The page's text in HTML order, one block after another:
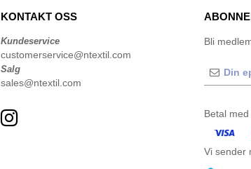
KONTAKT OSS
Kundeservice
customerservice@ntextil.com
Salg
sales@ntextil.com
Bli
Betal med
Vi sender